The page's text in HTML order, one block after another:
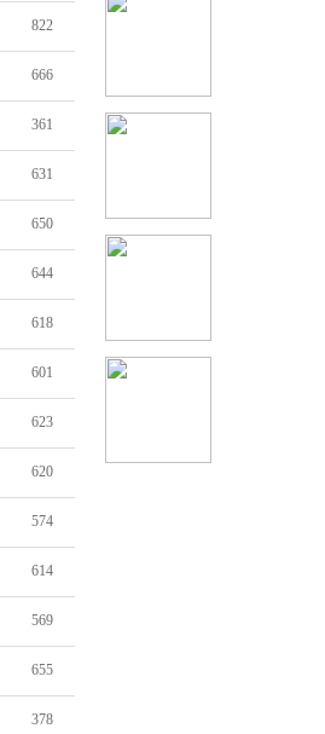
822
666
361
631
650
644
618
601
623
620
574
614
569
655
378